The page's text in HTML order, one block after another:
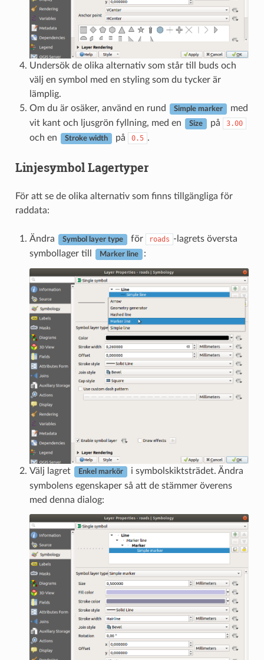
Undersök de olika alternativ som står till buds och
välj en symbol med en styling som du tycker är
lämplig.
Om du är osäker, använd en rund
Simple marker
med
vit kant och ljusgrön fyllning, med en
Size på 3.00
och en Stroke width på 0.5 .
Linjesymbol Lagertyper
För att se de olika alternativ som finns tillgängliga för
raddata:
Ändra Symbol layer type för roads -lagrets översta
symbollager till
Marker line :
Välj lagret Enkel markör
i symbolskiktsträdet. Ändra
symbolens egenskaper så att de stämmer överens
med denna dialog: